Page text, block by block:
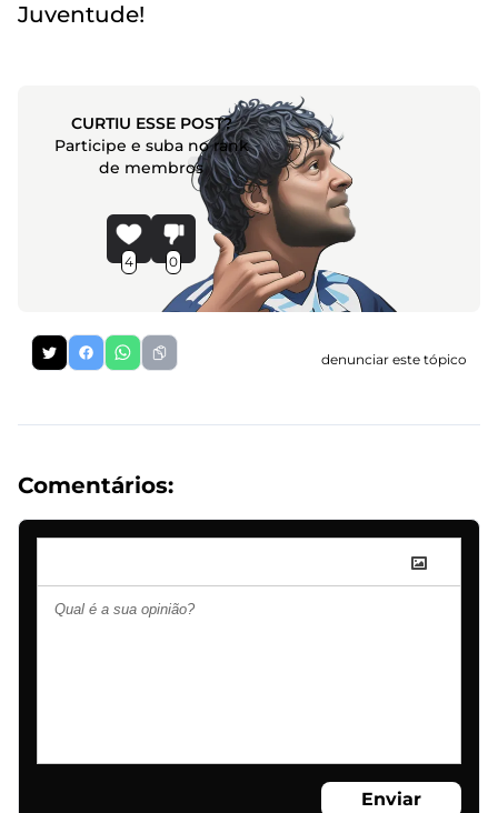
Juventude!
CURTIU ESSE POST?
Participe e suba no rank
de membros
4 0
denunciar este tópico
Comentários:
Enviar